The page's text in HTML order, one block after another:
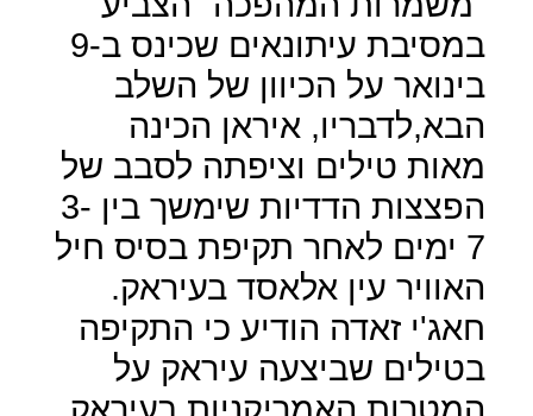
במסיבת עיתונאים שכינס ב-9
בינואר על הכיוון של השלב
הבא,לדבריו, איראן הכינה
מאות טילים וציפתה לסבב של
הפצצות הדדיות שימשך בין 3-
7 ימים לאחר תקיפת בסיס חיל
האוויר עין אלאסד בעיראק.
חאג'י זאדה הודיע כי התקיפה
בטילים שביצעה עיראק על
המטרות האמריקניות בעיראק